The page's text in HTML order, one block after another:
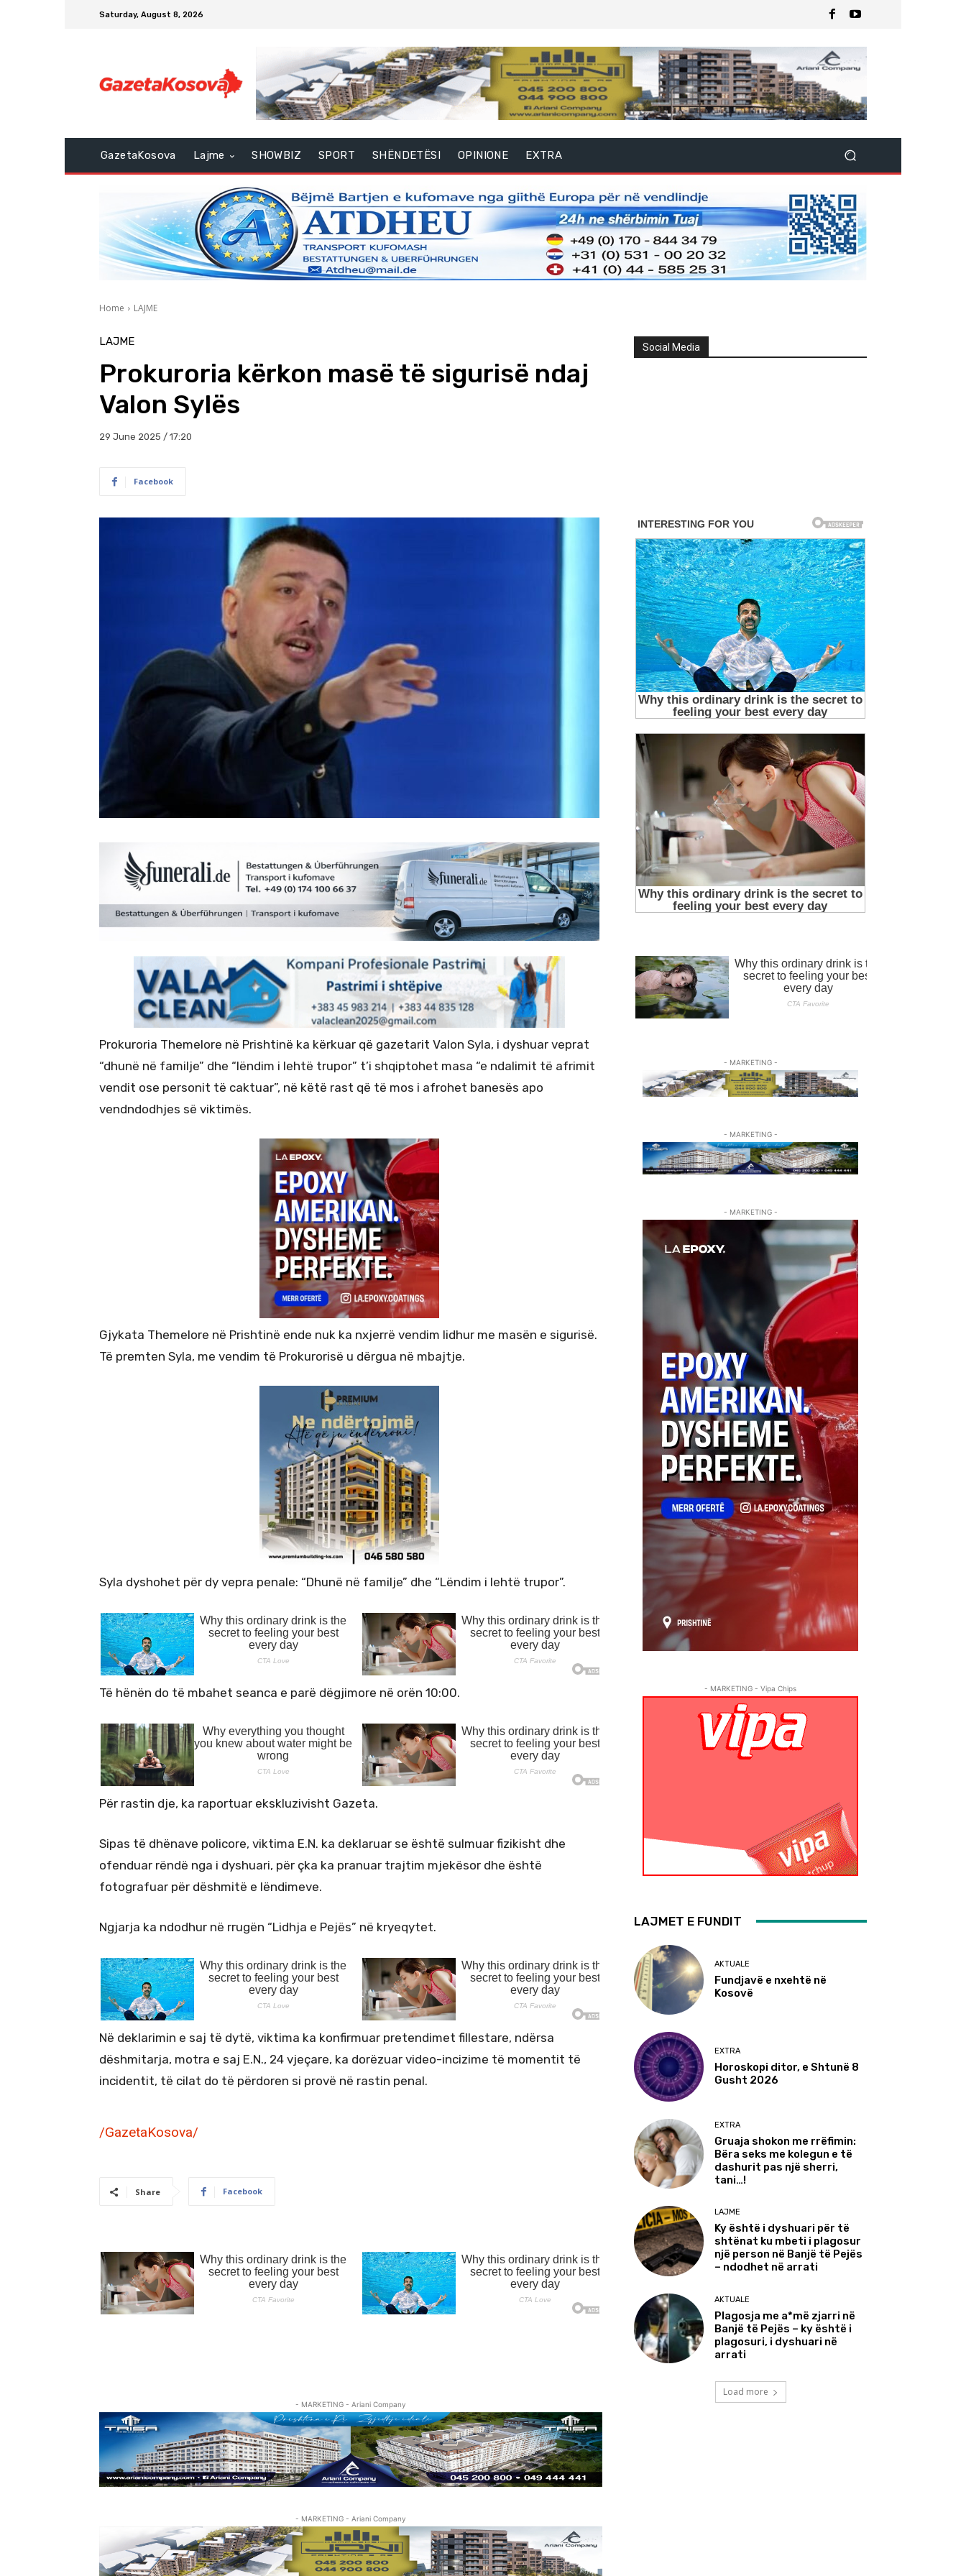
Saturday, August 8, 2026
GazetaKosova Lajme SHOWBIZ SPORT SHËNDETËSI OPINIONE EXTRA
Home LAJME
LAJME
Prokuroria kërkon masë të sigurisë ndaj
Valon Sylës
29 June 2025 / 17:20
Facebook
Prokuroria Themelore në Prishtinë ka kërkuar që gazetarit Valon Syla, i dyshuar veprat
“dhunë në familje” dhe “lëndim i lehtë trupor” t’i shqiptohet masa “e ndalimit të afrimit
vendit ose personit të caktuar”, në këtë rast që të mos i afrohet banesës apo
vendndodhjes së viktimës.
Gjykata Themelore në Prishtinë ende nuk ka nxjerrë vendim lidhur me masën e sigurisë.
Të premten Syla, me vendim të Prokurorisë u dërgua në mbajtje.
Syla dyshohet për dy vepra penale: “Dhunë në familje” dhe “Lëndim i lehtë trupor”.
Të hënën do të mbahet seanca e parë dëgjimore në orën 10:00.
Për rastin dje, ka raportuar ekskluzivisht Gazeta.
Sipas të dhënave policore, viktima E.N. ka deklaruar se është sulmuar fizikisht dhe
ofenduar rëndë nga i dyshuari, për çka ka pranuar trajtim mjekësor dhe është
fotografuar për dëshmitë e lëndimeve.
Ngjarja ka ndodhur në rrugën “Lidhja e Pejës” në kryeqytet.
Në deklarimin e saj të dytë, viktima ka konfirmuar pretendimet fillestare, ndërsa
dëshmitarja, motra e saj E.N., 24 vjeçare, ka dorëzuar video-incizime të momentit të
incidentit, të cilat do të përdoren si provë në rastin penal.
/GazetaKosova/
Share Facebook
- MARKETING - Ariani Company
- MARKETING - Ariani Company
Social Media
- MARKETING -
- MARKETING -
- MARKETING -
- MARKETING - Vipa Chips
LAJMET E FUNDIT
AKTUALE
Fundjavë e nxehtë në
Kosovë
EXTRA
Horoskopi ditor, e Shtunë 8
Gusht 2026
EXTRA
Gruaja shokon me rrëfimin:
Bëra seks me kolegun e të
dashurit pas një sherri,
tani…!
LAJME
Ky është i dyshuari për të
shtënat ku mbeti i plagosur
një person në Banjë të Pejës
– ndodhet në arrati
AKTUALE
Plagosja me a*më zjarri në
Banjë të Pejës – ky është i
plagosuri, i dyshuari në
arrati
Load more